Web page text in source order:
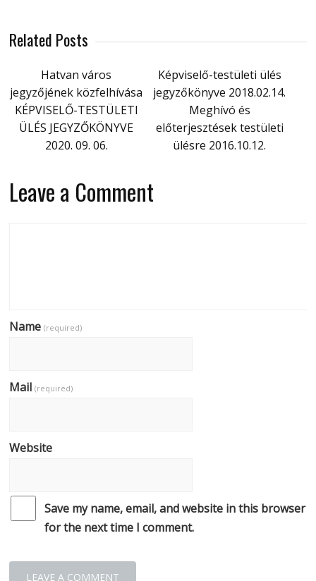
Related Posts
Hatvan város
jegyzőjének közfelhívása
Képviselő-testületi ülés
jegyzőkönyve 2018.02.14.
KÉPVISELŐ-TESTÜLETI
ÜLÉS JEGYZŐKÖNYVE
2020. 09. 06.
Meghívó és
előterjesztések testületi
ülésre 2016.10.12.
Leave a Comment
Name(required)
Mail(required)
Website
Save my name, email, and website in this browser
for the next time I comment.